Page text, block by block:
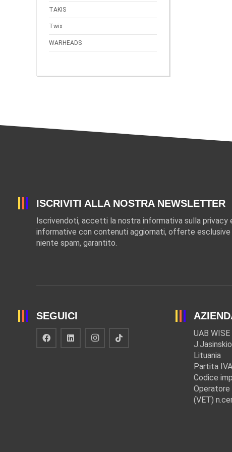
TAKIS
Twix
WARHEADS
ISCRIVITI ALLA NOSTRA NEWSLETTER
Iscrivendoti, accetti la nostra informativa sulla privacy
informative con contenuti aggiornati, offerte
niente spam, garantito.
SEGUICI
UAB
Lituania
Partita
Codice
(VET)